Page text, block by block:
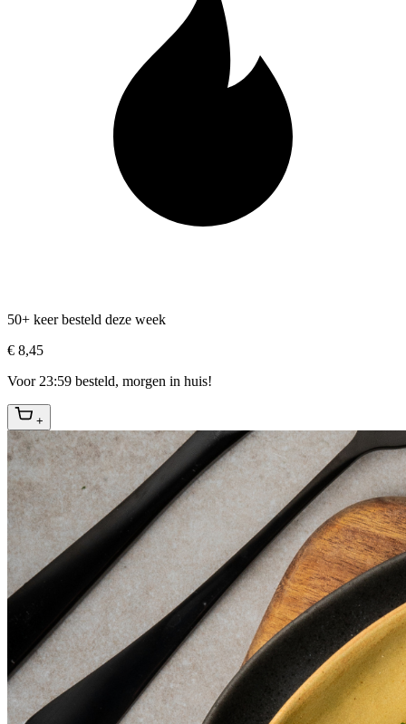
50+ keer besteld deze week
€ 8,45
Voor 23:59 besteld, morgen in huis!
+